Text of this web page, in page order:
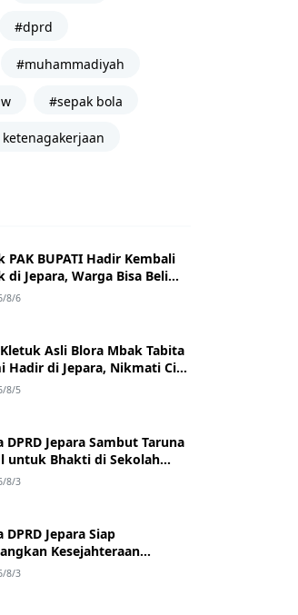
#dprd
#muhammadiyah
#sepak bola
PAK BUPATI Hadir Kembali
di Jepara, Warga Bisa Beli
hingga Minyak Goreng
8/6
Asli Blora Mbak Tabita
Hadir di Jepara, Nikmati Cita
Mulai Rp10 Ribu
8/5
DPRD Jepara Sambut Taruna
untuk Bhakti di Sekolah
Jepara
8/3
DPRD Jepara Siap
Kesejahteraan
Jepara
8/3